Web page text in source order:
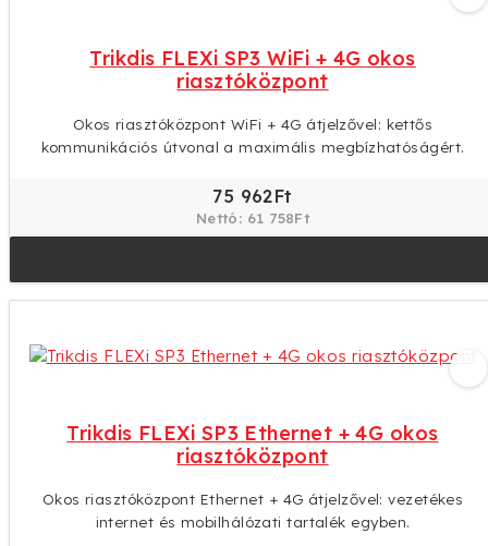
Nettó: 54 034Ft
Trikdis FLEXi SP3 WiFi + 4G okos
riasztóközpont
kommunikációs útvonal a maximális megbízhatóságért.
Nettó: 61 758Ft